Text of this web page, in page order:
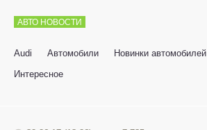
АВТО НОВОСТИ
Audi Автомобили Новинки автомобилей
Интересное